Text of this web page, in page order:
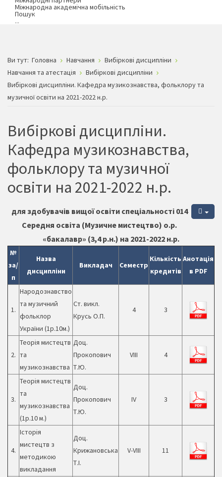
Міжнародна академічна мобільність
Пошук
...
Ви тут: Головна Навчання
Вибіркові дисципліни
Навчання та атестація
Вибіркові дисципліни
Вибіркові дисципліни. Кафедра музикознавства, фольклору та
музичної освіти на 2021-2022 н.р.
Вибіркові дисципліни.
Кафедра музикознавства,
фольклору та музичної
освіти на 2021-2022 н.р.
для здобувачів вищої освіти спеціальності 014
Середня освіта (Музичне мистецтво) о.р.
«бакалавр» (3,4 р.н.) на 2021-2022 н.р.
№
за/
п
Назва
дисципліни
Викладач Семестр
Кількість
кредитів
Анотація
в PDF
1.
Народознавство
та музичний
фольклор
України (1р.10м.)
Ст. викл.
Крусь О.П.
4 3
2.
Теорія мистецтв
та
музикознавства
Доц.
Прокопович
Т.Ю.
VIII 4
3.
Теорія мистецтв
та
музикознавства
(1р.10 м.)
Доц.
Прокопович
Т.Ю.
ІV 3
4.
Історія
мистецтв з
методикою
викладання
Доц.
Крижановська
Т.І.
V-VIII 11